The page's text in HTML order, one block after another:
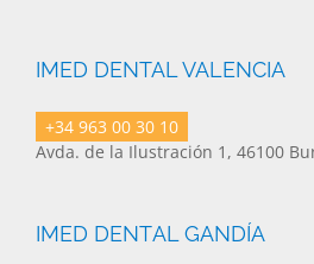
IMED DENTAL VALENCIA
+34 963 00 30 10
Avda. de la Ilustración 1, 46100
IMED DENTAL GANDÍA